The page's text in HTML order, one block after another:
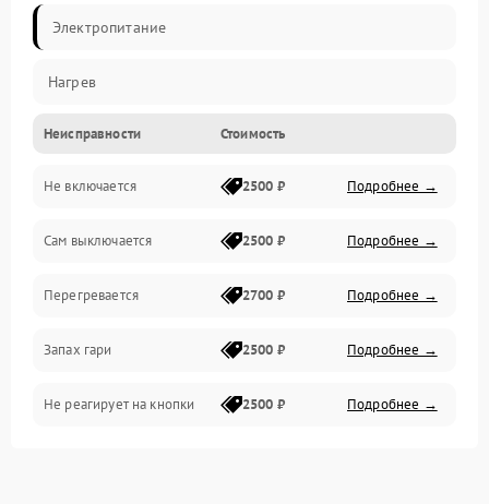
Электропитание
Нагрев
Неисправности Стоимость
Не включается 2500 ₽ Подробнее →
Сам выключается 2500 ₽ Подробнее →
Перегревается 2700 ₽ Подробнее →
Запах гари 2500 ₽ Подробнее →
Не реагирует на кнопки 2500 ₽ Подробнее →